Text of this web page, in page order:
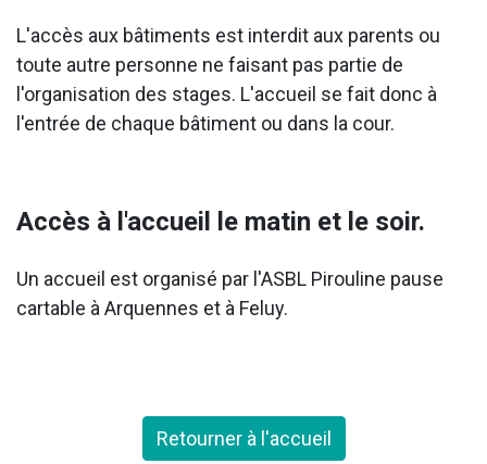
L'accès aux bâtiments est interdit aux parents ou
toute autre personne ne faisant pas partie de
l'organisation des stages. L'accueil se fait donc à
l'entrée de chaque bâtiment ou dans la cour.
Accès à l'accueil le matin et le soir.
Un accueil est organisé par l'ASBL Pirouline pause
cartable à Arquennes et à Feluy.
Retourner à l'accueil